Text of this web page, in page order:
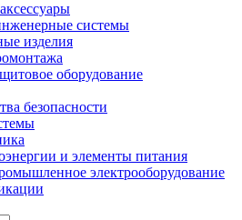
системы
изделия
оборудование
безопасности
и элементы питания
электрооборудование